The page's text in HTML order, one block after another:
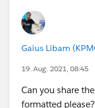
Gaius Libam
19. Aug. 2021, 08:45
Can you share
formatted please?